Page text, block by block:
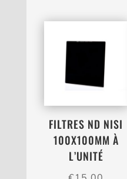
FILTRES ND NISI
100X100MM À
L’UNITÉ